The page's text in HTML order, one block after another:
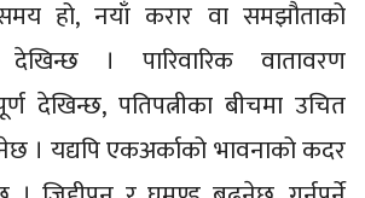
हो, नयाँ करार वा समझौताको
। पारिवारिक वातावरण
देखिन्छ, पतिपत्नीका बीचमा उचित
। यद्यपि एकअर्काको भावनाको कदर